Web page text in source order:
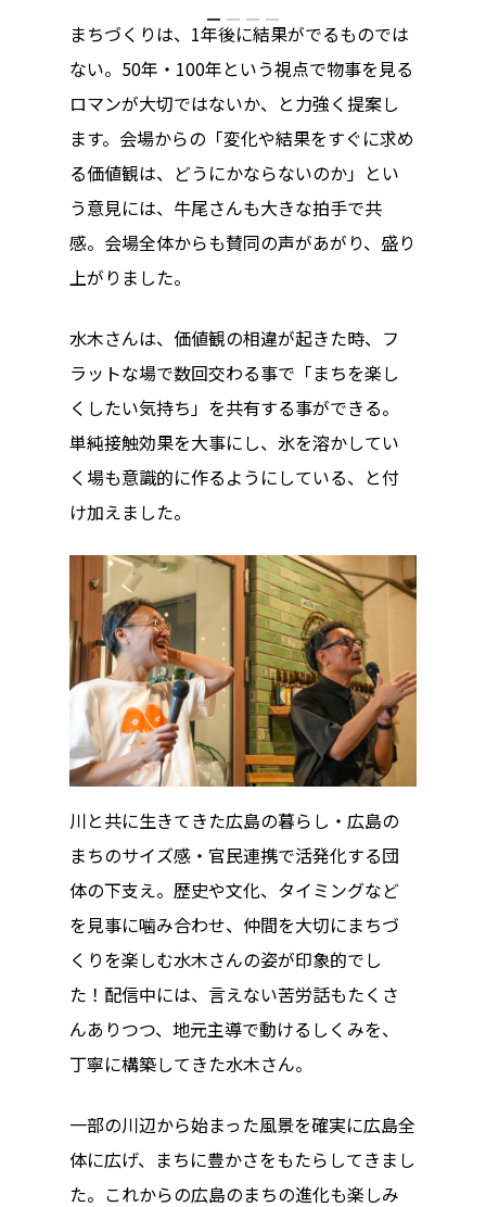
まちづくりは、1年後に結果がでるものでは
ない。50年・100年という視点で物事を見る
ロマンが大切ではないか、と力強く提案し
ます。会場からの「変化や結果をすぐに求め
る価値観は、どうにかならないのか」とい
う意見には、牛尾さんも大きな拍手で共
感。会場全体からも賛同の声があがり、盛り
上がりました。
水木さんは、価値観の相違が起きた時、フ
ラットな場で数回交わる事で「まちを楽し
くしたい気持ち」を共有する事ができる。
単純接触効果を大事にし、氷を溶かしてい
く場も意識的に作るようにしている、と付
け加えました。
川と共に生きてきた広島の暮らし・広島の
まちのサイズ感・官民連携で活発化する団
体の下支え。歴史や文化、タイミングなど
を見事に噛み合わせ、仲間を大切にまちづ
くりを楽しむ水木さんの姿が印象的でし
た！配信中には、言えない苦労話もたくさ
んありつつ、地元主導で動けるしくみを、
丁寧に構築してきた水木さん。
一部の川辺から始まった風景を確実に広島全
体に広げ、まちに豊かさをもたらしてきまし
た。これからの広島のまちの進化も楽しみ